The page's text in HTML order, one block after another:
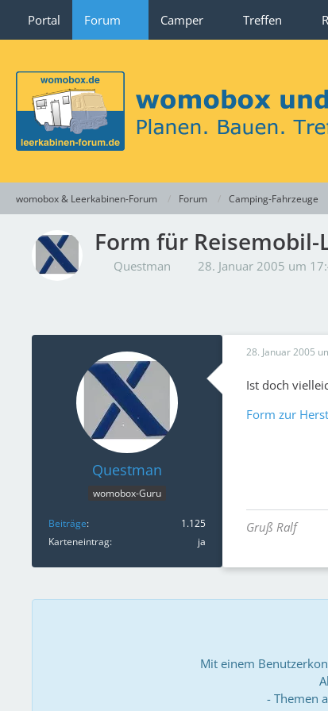
Portal Forum Camper Treffen
womobox & Leerkabinen-Forum Forum Camping-Fahrzeuge
Form für
Questman 28. Januar 2005 um
Questman
womobox-Guru
Beiträge
1.125
Karteneintrag
ja
28. Januar 2005
Ist doch
Form zur
Gruß Ralf
Mit einem
- Themen